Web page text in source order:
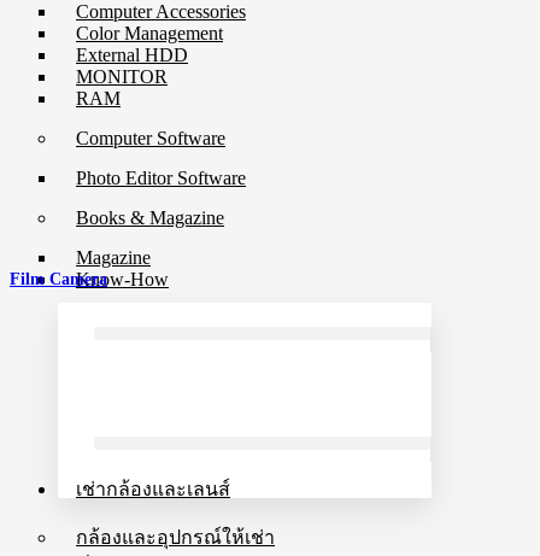
Computer Accessories
Color Management
External HDD
MONITOR
RAM
Computer Software
Photo Editor Software
Books & Magazine
Magazine
Know-How
เช่ากล้องและเลนส์
กล้องและอุปกรณ์ให้เช่า
Film Camera